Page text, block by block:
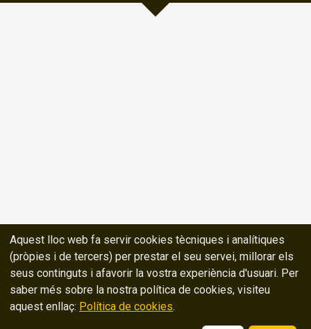
Aquest lloc web fa servir cookies tècniques i analítiques
(pròpies i de tercers) per prestar el seu servei, millorar els
seus continguts i afavorir la vostra experiència d'usuari. Per
saber més sobre la nostra política de cookies, visiteu
aquest enllaç: Política de cookies.